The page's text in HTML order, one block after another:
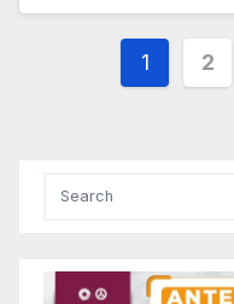
Posts
1 2